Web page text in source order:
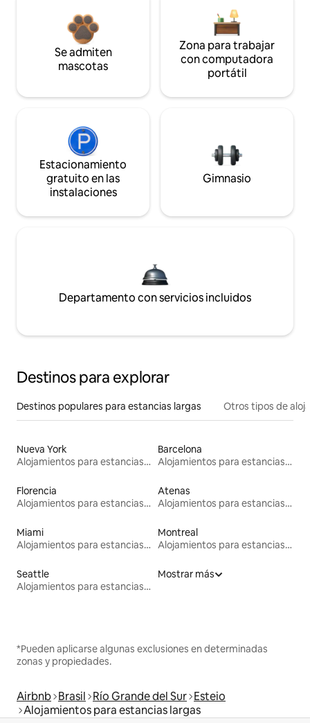
Se admiten
mascotas
Zona para trabajar
con computadora
portátil
Estacionamiento
gratuito en las
instalaciones
Gimnasio
Departamento con servicios incluidos
Destinos para explorar
Destinos populares para estancias largas Otros tipos de
Nueva York
Alojamientos para estancias largas
Barcelona
Alojamientos para estancias largas
Florencia
Alojamientos para estancias largas
Atenas
Alojamientos para estancias largas
Miami
Alojamientos para estancias largas
Montreal
Alojamientos para estancias largas
Seattle
Alojamientos para estancias largas
Mostrar más
*Pueden aplicarse algunas exclusiones en determinadas
zonas y propiedades.
Airbnb Brasil Río Grande del Sur Esteio
Alojamientos para estancias largas